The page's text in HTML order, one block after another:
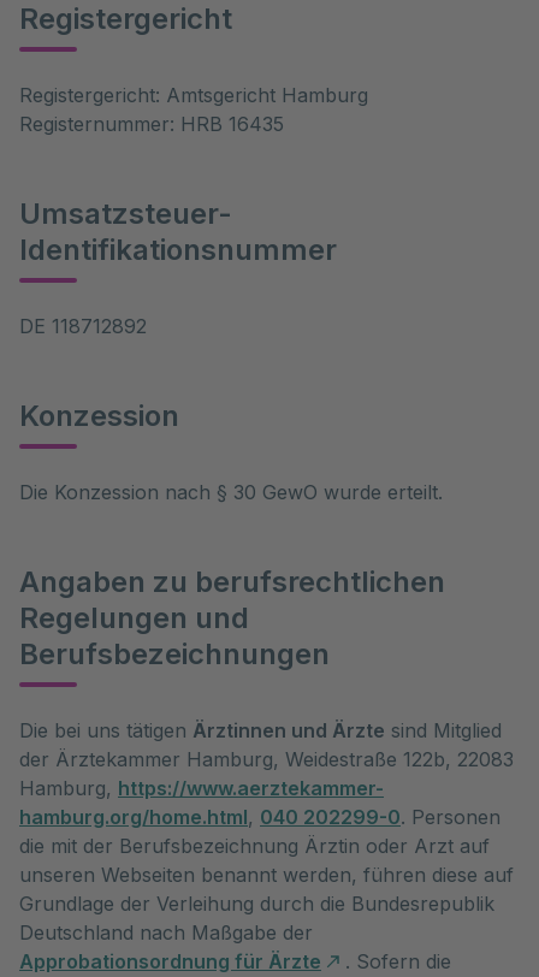
Registergericht
Registergericht: Amtsgericht Hamburg
Registernummer: HRB 16435
Umsatzsteuer-
Identifikationsnummer
DE 118712892
Konzession
Die Konzession nach § 30 GewO wurde erteilt.
Angaben zu berufsrechtlichen
Regelungen und
Berufsbezeichnungen
Die bei uns tätigen Ärztinnen und Ärzte sind Mitglied
der Ärztekammer Hamburg, Weidestraße 122b, 22083
Hamburg, https://www.aerztekammer-
hamburg.org/home.html, 040 202299-0. Personen
die mit der Berufsbezeichnung Ärztin oder Arzt auf
unseren Webseiten benannt werden, führen diese auf
Grundlage der Verleihung durch die Bundesrepublik
Deutschland nach Maßgabe der
Approbationsordnung für Ärzte
. Sofern die